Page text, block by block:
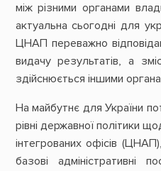
між різними органами
актуальна сьогодні для
ЦНАП переважно
видачу результатів, а
здійснюється іншими
На майбутнє для України
рівні державної політики
інтегрованих офісів
базові адміністративні